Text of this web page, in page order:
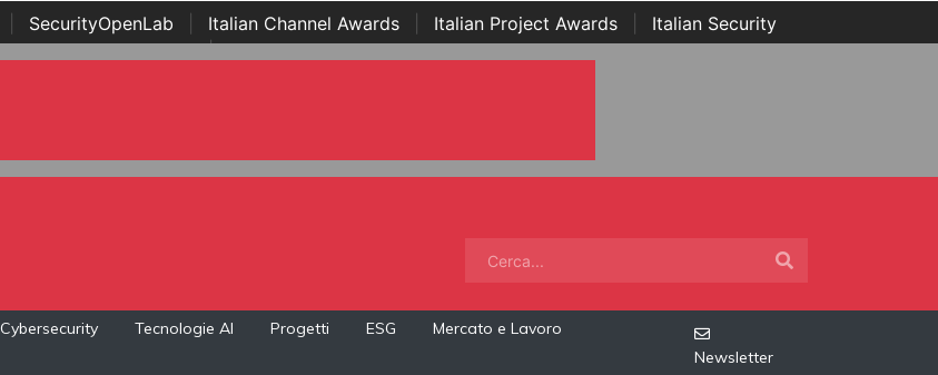
SecurityOpenLab Italian Channel Awards Italian Project Awards
Italian Security
Awards | ...
Cybersecurity Tecnologie AI Progetti ESG
Mercato e Lavoro
Newsletter